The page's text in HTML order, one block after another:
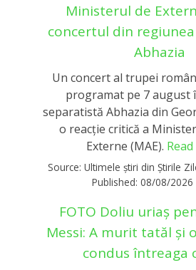
Ministerul de
concertul din
Abhazia
Un concert al trupei
programat pe 7 august
separatistă Abhazia din
o reacție critică a
Externe (MAE).
Source: Ultimele știri din Știrile
Published: 08/08/2026
FOTO Doliu uriaș
Messi: A murit tatăl și
condus întreaga